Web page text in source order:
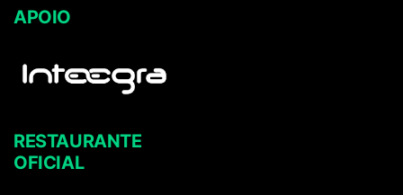
APOIO
RESTAURANTE
OFICIAL